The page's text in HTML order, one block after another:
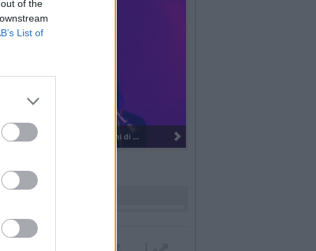
of the
List of
I Placebo portano 30 anni di ...